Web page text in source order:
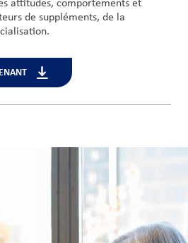
attitudes, comportements et
de suppléments, de la